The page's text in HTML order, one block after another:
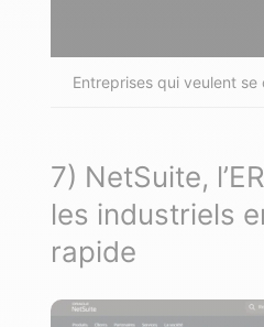
Entreprises qui veulent
7) NetSuite,
les industriels
rapide